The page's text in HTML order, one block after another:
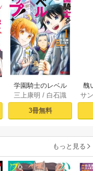
学園騎士のレベル
アップ！レベル100
0超えの転生者、落
ちこぼれクラスに
（コミック） ： 1
三上康明 / 白石識
3冊無料
醜
同
サ
もっと見る